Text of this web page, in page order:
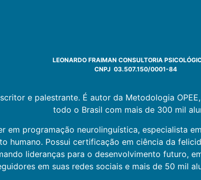
LEONARDO FRAIMAN CONSULTORIA
CNPJ 03.507.150/0001-84
e palestrante. É autor da Metodologia
todo o Brasil com mais de 300 mil
em programação neurolinguística, especialista
humano. Possui certificação em ciência da
lideranças para o desenvolvimento futuro,
em suas redes sociais e mais de 50 mil